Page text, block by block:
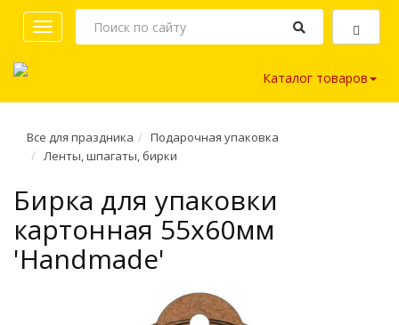
Toggle
navigation
Каталог товаров
Все для праздника
Подарочная упаковка
Ленты, шпагаты, бирки
Бирка для упаковки
картонная 55х60мм
'Handmade'